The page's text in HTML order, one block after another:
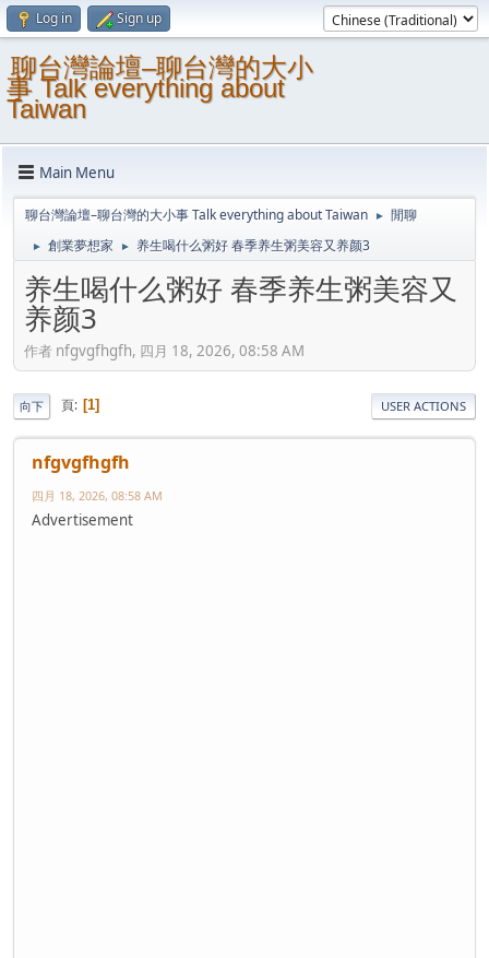
Log in Sign up
聊台灣論壇–聊台灣的大小
事 Talk everything about
Taiwan
Main Menu
聊台灣論壇–聊台灣的大小事 Talk everything about Taiwan ► 閒聊
► 創業夢想家 ► 养生喝什么粥好 春季养生粥美容又养颜3
养生喝什么粥好 春季养生粥美容又
养颜3
作者 nfgvgfhgfh, 四月 18, 2026, 08:58 AM
向下 頁 1 USER ACTIONS
nfgvgfhgfh
四月 18, 2026, 08:58 AM
Advertisement